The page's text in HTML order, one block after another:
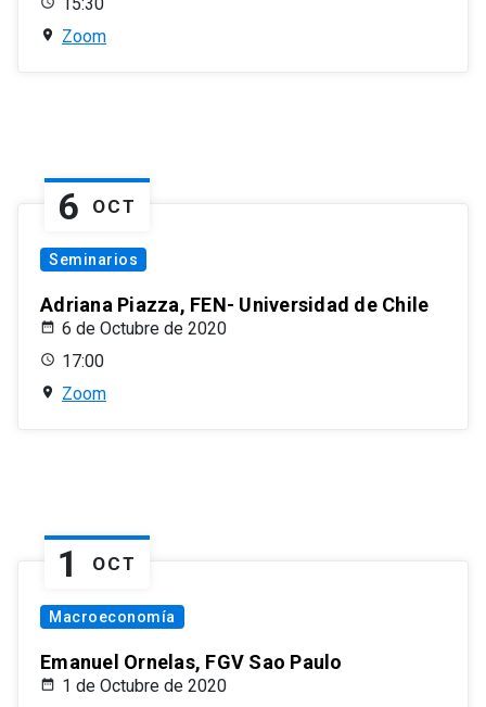
Zoom
6 OCT
Seminarios
Adriana Piazza, FEN- Universidad de Chile
6 de Octubre de 2020
17:00
Zoom
1 OCT
Macroeconomía
Emanuel Ornelas, FGV Sao Paulo
1 de Octubre de 2020